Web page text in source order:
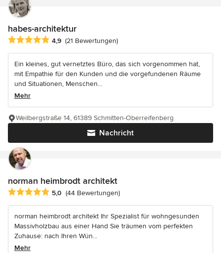
habes-architektur
Durchschnittliche Bewertung: 4.9 von 5 Sternen
4,9 (21 Bewertungen)
Ein kleines, gut vernetztes Büro, das sich vorgenommen hat,
mit Empathie für den Kunden und die vorgefundenen Räume
und Situationen, Menschen...
Mehr
Nachricht
Weilbergstraße 14, 61389 Schmitten-Oberreifenberg
norman heimbrodt architekt
Durchschnittliche Bewertung: 5 von 5 Sternen
5,0 (44 Bewertungen)
norman heimbrodt architekt Ihr Spezialist für wohngesunden
Massivholzbau aus einer Hand Sie träumen vom perfekten
Zuhause: nach Ihren Wün...
Mehr